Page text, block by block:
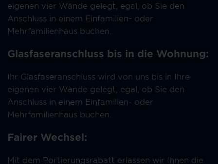
eigenen vier Wände gelegt, egal, ob Sie den
Anschluss in einem Einfamilien- oder
Mehrfamilienhaus buchen.
Glasfaseranschluss bis in die Wohnung:
Ihr Glasfaseranschluss wird von uns bis in Ihre
eigenen vier Wände gelegt, egal, ob Sie den
Anschluss in einem Einfamilien- oder
Mehrfamilienhaus buchen.
Fairer Wechsel:
Mit dem Portierungsrabatt erlassen wir Ihnen die